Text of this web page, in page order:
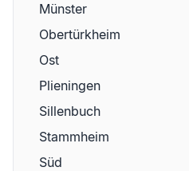
Münster
Obertürkheim
Ost
Plieningen
Sillenbuch
Stammheim
Süd